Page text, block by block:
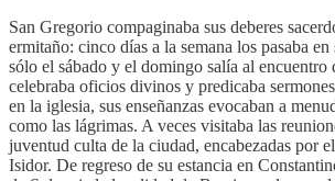
San Gregorio compaginaba sus deberes
ermitaño: cinco días a la semana los pasaba
sólo el sábado y el domingo salía al encuentro
celebraba oficios divinos y predicaba
en la iglesia, sus enseñanzas evocaban a
como las lágrimas. A veces visitaba las
juventud culta de la ciudad, encabezadas por
Isidor. De regreso de su estancia en